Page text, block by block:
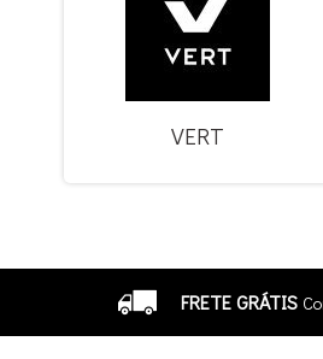
VERT
FRETE GRÁTIS